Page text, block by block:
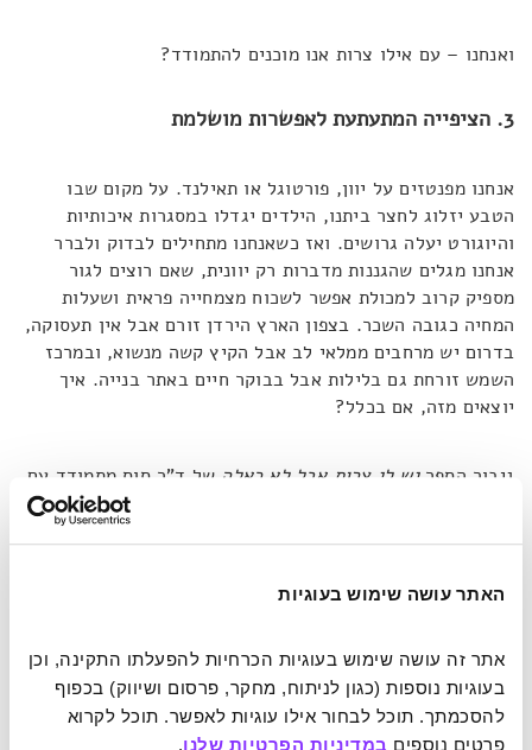
האתר עושה שימוש בעוגיות
פרטים נוספים במדיניות הפרטיות שלנו.
ואנחנו – עם אילו צרות אנו מוכנים להתמודד?
3. הציפייה המתעתעת לאפשרות מושלמת
אנחנו מפנטזים על יוון, פורטוגל או תאילנד. על מקום שבו
הטבע יזלוג לחצר ביתנו, הילדים יגדלו במסגרות איכותיות
והיוגורט יעלה גרושים. ואז כשאנחנו מתחילים לבדוק ולברר
אנחנו מגלים שהגננות מדברות רק יוונית, שאם רוצים לגור
מספיק קרוב למכולת אפשר לשכוח מצמחייה פראית ושעלות
המחיה כגובה השכר. בצפון הארץ הירדן זורם אבל אין תעסוקה,
בדרום יש מרחבים ממלאי לב אבל הקיץ קשה מנשוא, ובמרכז
השמש זורחת גם בלילות אבל בבוקר חיים באתר בנייה. איך
יוצאים מזה, אם בכלל?
גיבור הספריש לי צרות אבל לא כאלה של ד"ר סוס מתמודד עם
צרות בכפר מולדתו: יש סלעים על הקרקע ויצורים שנושכים
בזנב או עוקצים בצוואר. הוא יוצא למסע אל עבר"העיר הטובה
כמובן מגלה שבכל מקום יש צרות. ועוד איזה. גם כשהוא מגיע
לעיר שאין בה צרות בכלל, הוא מחליט לחזור הביתה ולהתמודד
עם הצרות המקוריות שלו.